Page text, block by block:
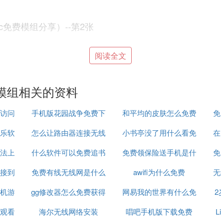
费模组分享）--第2张
费模组分享）--第3张
怪物、全程语音＋字幕，代入感强。大家玩完之后会
费模组分享）--第4张
阅读全文
组相关的资料
问
手机版花园战争免费下
载视频
和平均的皮肤怎么免费
领取
软
怎么让路由器连接无线
网络连接
小书亭没了用什么看免
费书
上
什么软件可以免费追书
免费领保险送手机是什
么啊
到
因
免费有线无线网是什么
意思
awifi为什么免费
游
gg修改器怎么免费获得
脚本
网易我的世界有什么免
费枪械模组
2
看
海尔无线网络安装 唱吧手机版下载免费